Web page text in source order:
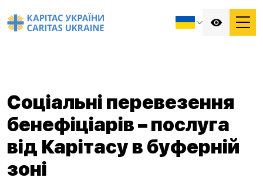
Соціальні перевезення
бенефіціарів – послуга
від Карітасу в буферній
зоні